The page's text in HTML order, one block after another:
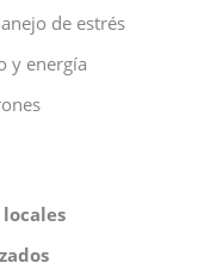
de estrés
y energía